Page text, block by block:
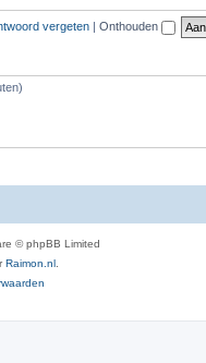
vergeten | Onthouden
© phpBB Limited
Raimon.nl.